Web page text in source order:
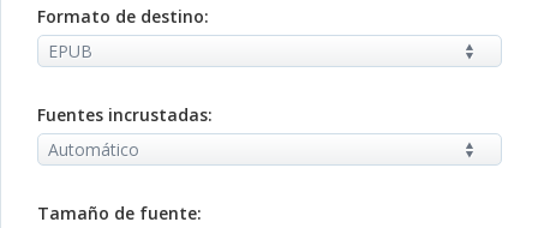
Formato de destino:
Fuentes incrustadas:
Tamaño de fuente: